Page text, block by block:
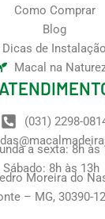
Como Comprar
Blog
Dicas de Instalação
Macal na
(031) 2298-
a sexta: 8h às
Sábado: 8h às 13h
Moreira do
– MG, 30390-